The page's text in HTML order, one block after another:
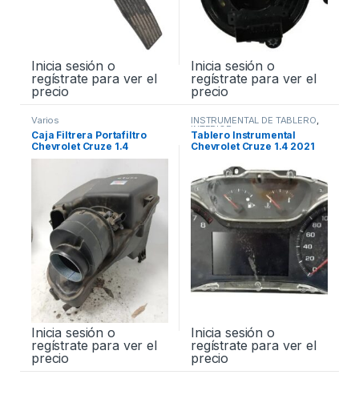
Inicia sesión o
regístrate para ver el
precio
Inicia sesión o
regístrate para ver el
precio
Varios
Caja Filtrera Portafiltro
Chevrolet Cruze 1.4
Premier 19/21
Inicia sesión o
regístrate para ver el
precio
INSTRUMENTAL DE TABLERO,
INTERIOR
Tablero Instrumental
Chevrolet Cruze 1.4 2021
Inicia sesión o
regístrate para ver el
precio